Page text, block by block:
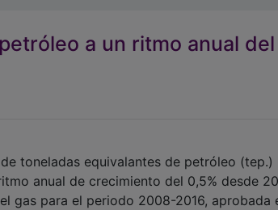
a un ritmo anual del
toneladas equivalantes de petróleo (tep.)
anual de crecimiento del 0,5% desde
gas para el periodo 2008-2016, aprobada